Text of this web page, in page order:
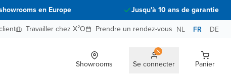
en Europe
Jusqu'à 10 ans de garantie
Travailler chez X²O Prendre un rendez-vous NL FR DE
Showrooms Se connecter Panier